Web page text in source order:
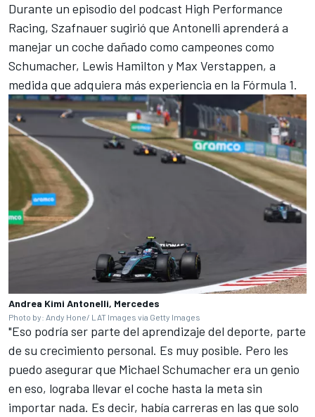
Durante un episodio del podcast High Performance
Racing, Szafnauer sugirió que Antonelli aprenderá a
manejar un coche dañado como campeones como
Schumacher, Lewis Hamilton y Max Verstappen, a
medida que adquiera más experiencia en la Fórmula 1.
Andrea Kimi Antonelli, Mercedes
Photo by: Andy Hone/ LAT Images via Getty Images
"Eso podría ser parte del aprendizaje del deporte, parte
de su crecimiento personal. Es muy posible. Pero les
puedo asegurar que Michael Schumacher era un genio
en eso, lograba llevar el coche hasta la meta sin
importar nada. Es decir, había carreras en las que solo